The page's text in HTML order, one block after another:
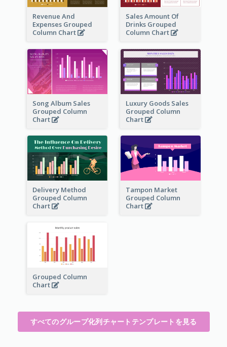
Revenue And
Expenses Grouped
Column Chart
Sales Amount Of
Drinks Grouped
Column Chart
Song Album Sales
Grouped Column
Chart
Luxury Goods Sales
Grouped Column
Chart
Delivery Method
Grouped Column
Chart
Tampon Market
Grouped Column
Chart
Grouped Column
Chart
すべてのグループ化列チャートテンプレートを見る